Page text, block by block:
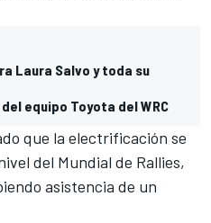
Laura Salvo y toda su
equipo Toyota del WRC
que la electrificación se
del Mundial de Rallies,
asistencia de un